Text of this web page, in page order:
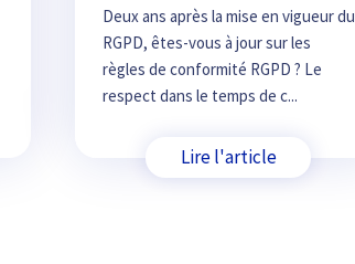
Deux ans après la mise en vigueur du
RGPD, êtes-vous à jour sur les
règles de conformité RGPD ? Le
respect dans le temps de c...
Lire l'article